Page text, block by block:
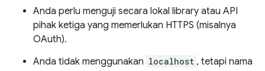
Anda perlu menguji secara lokal library atau API
pihak ketiga yang memerlukan HTTPS (misalnya
OAuth).
Anda tidak menggunakan localhost , tetapi nama